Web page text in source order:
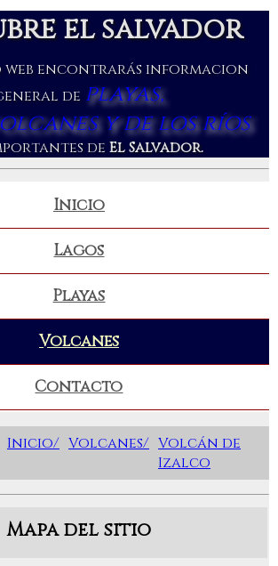
el salvador
web encontrarás informacion
de playas,
y de los ríos
deEl Salvador.
Inicio
Lagos
Playas
Volcanes
Contacto
Inicio/ Volcanes/ Volcán de
Izalco
Mapa del sitio